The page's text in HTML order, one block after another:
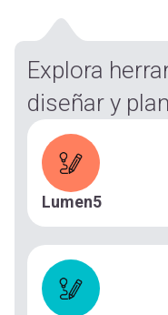
Explora
diseñar y
Lumen5